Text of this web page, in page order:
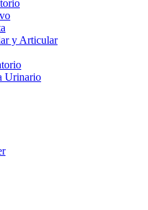
y Articular
Urinario